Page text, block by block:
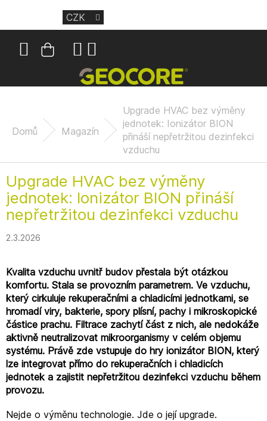
obsah
Nákupní
CZK
Domů Magazín
Upgrade HVAC bez výměny
jednotek: Ionizátor BION
přináší nepřetržitou dezinfekci
vzduchu
Upgrade HVAC bez výměny
jednotek: Ionizátor BION přináší
nepřetržitou dezinfekci vzduchu
2.3.2026
Kvalita vzduchu uvnitř budov přestala být otázkou
komfortu. Stala se provozním parametrem. Ve vzduchu,
který cirkuluje rekuperačními a chladicími jednotkami, se
hromadí viry, bakterie, spory plísní, pachy i mikroskopické
částice prachu. Filtrace zachytí část z nich, ale nedokáže
aktivně neutralizovat mikroorganismy v celém objemu
systému. Právě zde vstupuje do hry ionizátor BION, který
lze integrovat přímo do rekuperačních i chladicích
jednotek a zajistit nepřetržitou dezinfekci vzduchu během
provozu.
Nejde o výměnu technologie. Jde o její upgrade.